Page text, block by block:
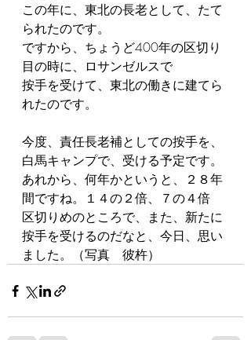
この年に、東北の長老として、たて
られたのです。
ですから、ちょうど400年の区切り
目の時に、ロサンゼルスで
按手を受けて、東北の働きに建てら
れたのです。
今度、責任長老補としての按手を、
白馬キャンプで、受ける予定です。
あれから、何年かというと、２８年
間ですね。１４の２倍、７の４倍
区切りめのところで、また、新たに
按手を受けるのだなと、今日、思い
ました。（写真　彼杵）